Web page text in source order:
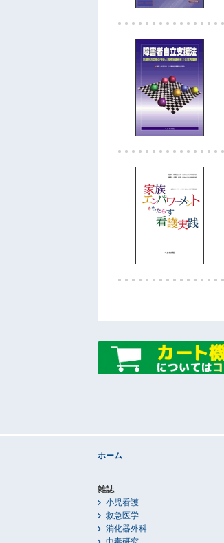
ホーム
雑誌
小児看護
救急医学
消化器外科